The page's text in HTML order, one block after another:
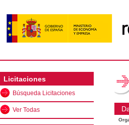
Licitaciones
Búsqueda Licitaciones
Ver Todas